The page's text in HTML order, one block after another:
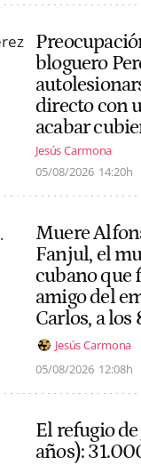
bloguero
directo con
acabar
Jesús Carmona
05/08/2026 14:20h
Muere
Fanjul, el
cubano que
amigo del
Carlos, a los
Jesús Carmona
05/08/2026 12:08h
El refugio
años):